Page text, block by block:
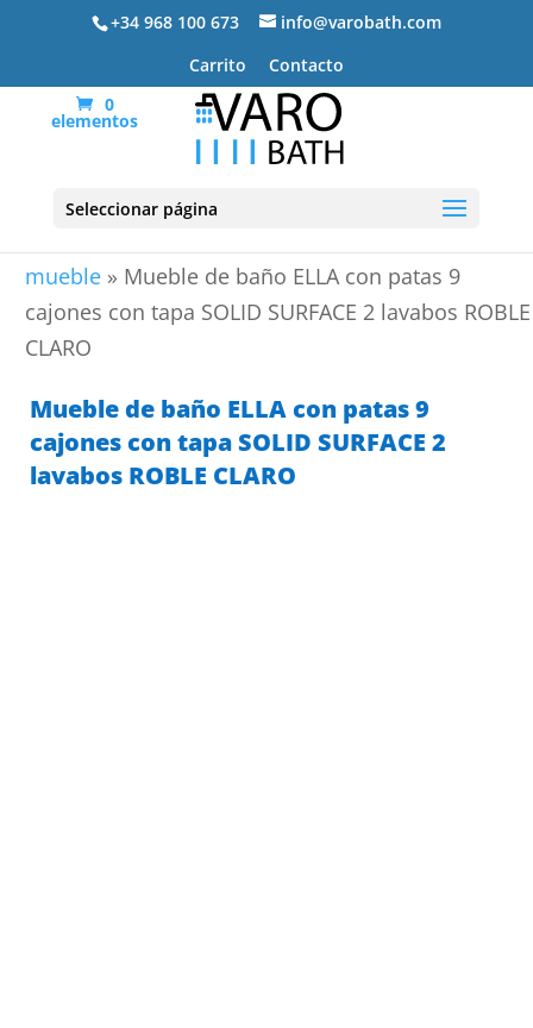
+34 968 100 673
info@varobath.com
Carrito
Contacto
0
elementos
Seleccionar página
mueble » Mueble de baño ELLA con patas 9
cajones con tapa SOLID SURFACE 2 lavabos ROBLE
CLARO
Mueble de baño ELLA con patas 9
cajones con tapa SOLID SURFACE 2
lavabos ROBLE CLARO